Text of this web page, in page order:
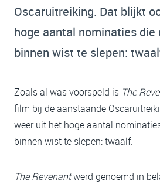
Oscaruitreiking. Dat blijkt
hoge aantal nominaties die
binnen wist te slepen:
Zoals al was voorspeld is The
film bij de aanstaande
weer uit het hoge aantal
binnen wist te slepen: twaalf.
The Revenantwerd genoemd in